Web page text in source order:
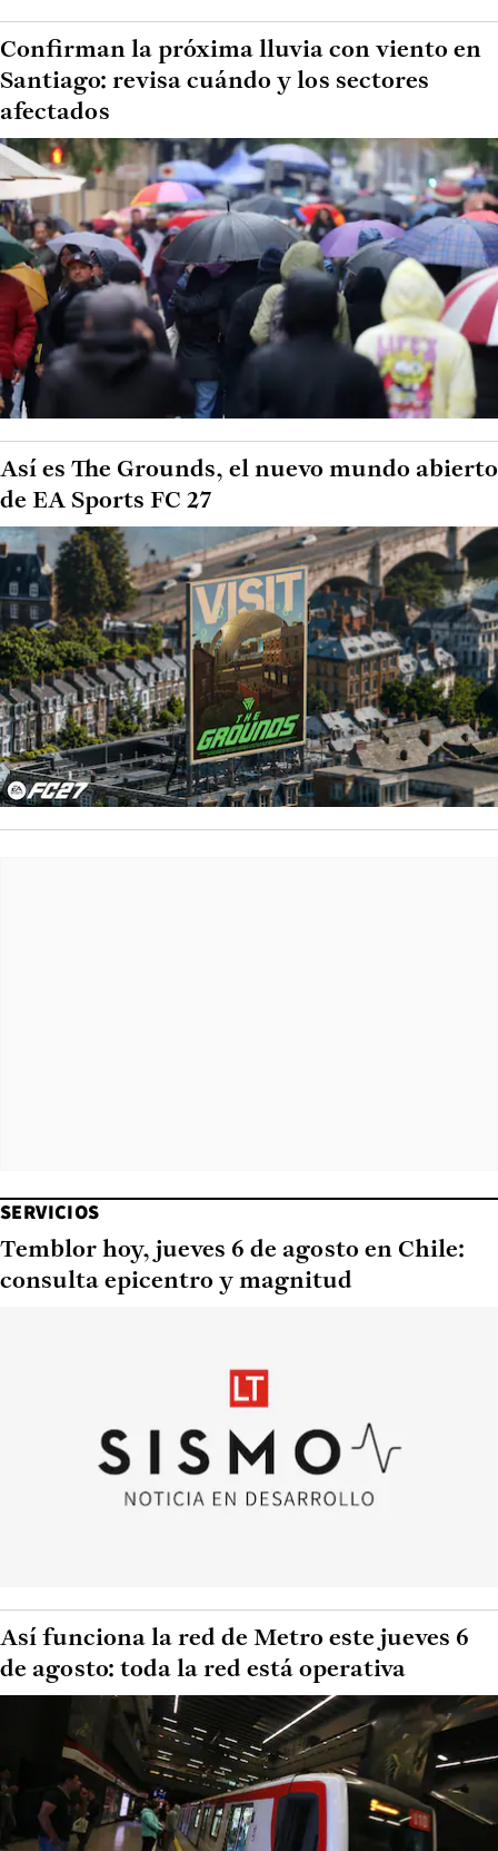
Confirman la próxima lluvia con viento en
Santiago: revisa cuándo y los sectores
afectados
Así es The Grounds, el nuevo mundo abierto
de EA Sports FC 27
SERVICIOS
Temblor hoy, jueves 6 de agosto en Chile:
consulta epicentro y magnitud
Así funciona la red de Metro este jueves 6
de agosto: toda la red está operativa